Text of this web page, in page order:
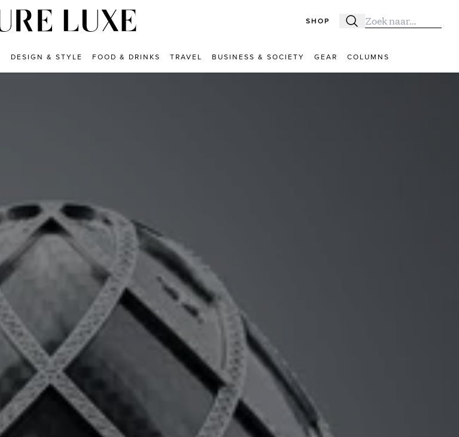
SHOP Zoeken
Zoek naar:
DESIGN & STYLE FOOD & DRINKS TRAVEL BUSINESS & SOCIETY GEAR COLUMNS